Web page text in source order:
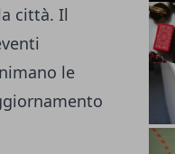
città. Il
le